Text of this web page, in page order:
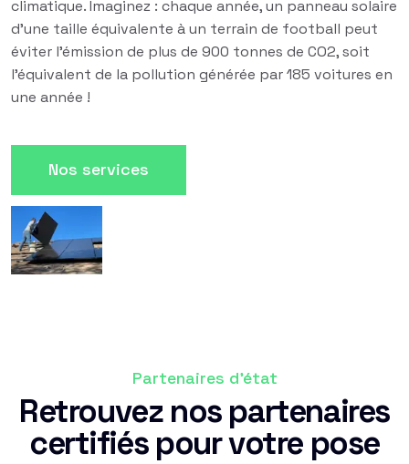
climatique. Imaginez : chaque année, un panneau solaire
d'une taille équivalente à un terrain de football peut
éviter l'émission de plus de 900 tonnes de CO2, soit
l'équivalent de la pollution générée par 185 voitures en
une année !
Nos services
Partenaires d'état
Retrouvez nos partenaires
certifiés pour votre pose